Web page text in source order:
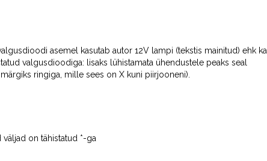
asemel kasutab autor 12V lampi (tekstis mainitud) ehk ka
valgusdioodiga: lisaks lühistamata ühendustele peaks seal
ringiga, mille sees on X kuni piirjooneni).
väljad on tähistatud *-ga